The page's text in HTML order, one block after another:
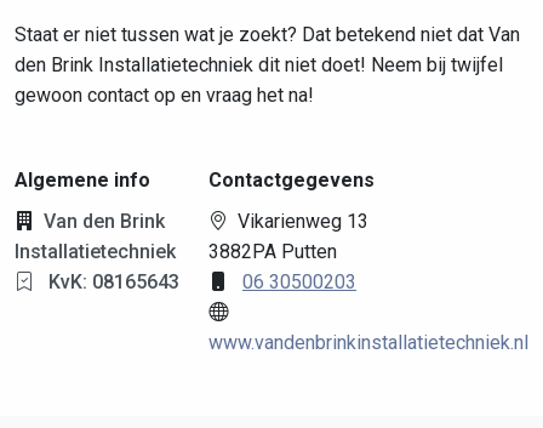
Staat er niet tussen wat je zoekt? Dat betekend niet dat Van
den Brink Installatietechniek dit niet doet! Neem bij twijfel
gewoon contact op en vraag het na!
Algemene info
Van den Brink
Installatietechniek
KvK: 08165643
Contactgegevens
Vikarienweg 13
3882PA Putten
06 30500203
www.vandenbrinkinstallatietechniek.nl